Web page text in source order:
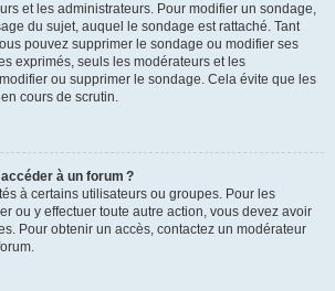
et les administrateurs. Pour modifier un sondage,
du sujet, auquel le sondage est rattaché. Tant
pouvez supprimer le sondage ou modifier ses
exprimés, seuls les modérateurs et les
ou supprimer le sondage. Cela évite que les
cours de scrutin.
à un forum ?
à certains utilisateurs ou groupes. Pour les
ou y effectuer toute autre action, vous devez avoir
Pour obtenir un accès, contactez un modérateur